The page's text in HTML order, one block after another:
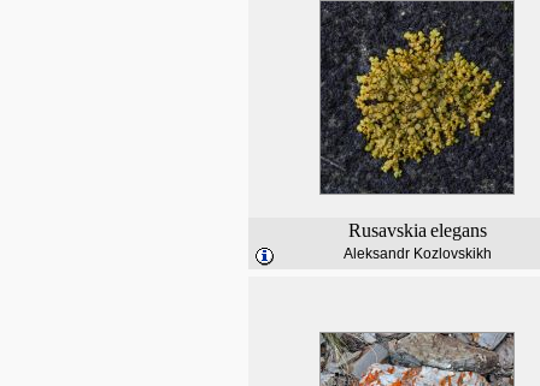
Rusavskia elegans
Aleksandr Kozlovskikh